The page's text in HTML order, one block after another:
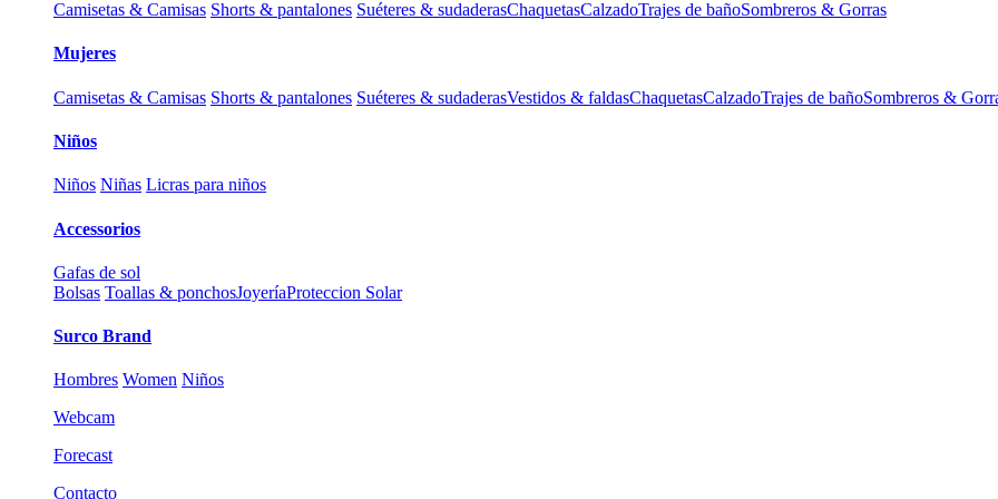
Camisetas & Camisas Shorts & pantalones Suéteres & sudaderasChaquetasCalzadoTrajes de bañoSombreros & Gorras
Mujeres
Camisetas & Camisas Shorts & pantalones Suéteres & sudaderasVestidos & faldasChaquetasCalzadoTrajes de bañoSombreros &
Niños
Niños Niñas Licras para niños
Accessorios
Gafas de sol
Bolsas Toallas & ponchosJoyeríaProteccion Solar
Surco Brand
Hombres Women Niños
Webcam
Forecast
Contacto